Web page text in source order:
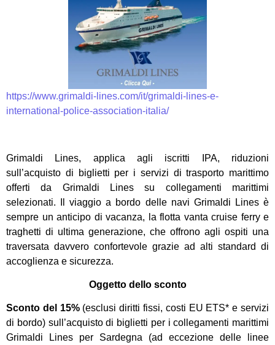
https://www.grimaldi-lines.com/it/grimaldi-lines-e-
international-police-association-italia/
Grimaldi Lines, applica agli iscritti IPA, riduzioni
sull’acquisto di biglietti per i servizi di trasporto marittimo
offerti da Grimaldi Lines su collegamenti marittimi
selezionati. Il viaggio a bordo delle navi Grimaldi Lines è
sempre un anticipo di vacanza, la flotta vanta cruise ferry e
traghetti di ultima generazione, che offrono agli ospiti una
traversata davvero confortevole grazie ad alti standard di
accoglienza e sicurezza.
Oggetto dello sconto
Sconto del 15%(esclusi diritti fissi, costi EU ETS* e servizi
di bordo) sull’acquisto di biglietti per i collegamenti marittimi
Grimaldi Lines per Sardegna (ad eccezione delle linee